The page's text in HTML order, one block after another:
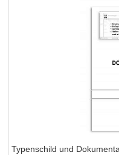
Typenschild und